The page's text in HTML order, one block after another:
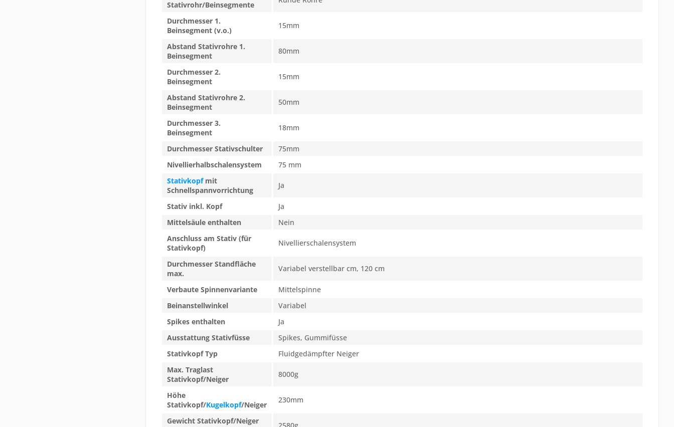
Stativrohr/Beinsegmente
Durchmesser 1.
Beinsegment (v.o.)
15mm
Abstand Stativrohre 1.
Beinsegment
80mm
Durchmesser 2.
Beinsegment
15mm
Abstand Stativrohre 2.
Beinsegment
50mm
Durchmesser 3.
Beinsegment
18mm
Durchmesser Stativschulter
75mm
Nivellierhalbschalensystem
75 mm
Stativkopfmit
Schnellspannvorrichtung
Ja
Stativ inkl. Kopf
Ja
Mittelsäule enthalten
Nein
Anschluss am Stativ (für
Stativkopf)
Nivellierschalensystem
Durchmesser Standfläche
max.
Variabel verstellbar cm, 120 cm
Verbaute Spinnenvariante
Mittelspinne
Beinanstellwinkel
Variabel
Spikes enthalten
Ja
Ausstattung Stativfüsse
Spikes, Gummifüsse
Stativkopf Typ
Fluidgedämpfter Neiger
Max. Traglast
Stativkopf/Neiger
8000g
Höhe
Stativkopf/Kugelkopf/Neiger
230mm
Gewicht Stativkopf/Neiger